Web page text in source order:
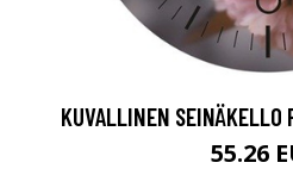
KUVALLINEN SEINÄKELLO
55.26